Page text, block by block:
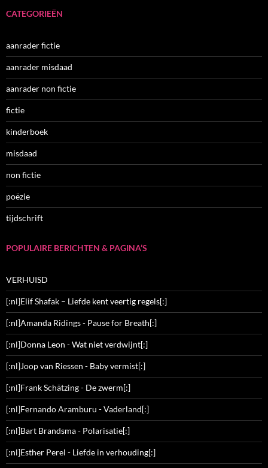
CATEGORIEËN
aanrader fictie
aanrader misdaad
aanrader non fictie
fictie
kinderboek
misdaad
non fictie
poëzie
tijdschrift
POPULAIRE BERICHTEN & PAGINA’S
VERHUISD
[:nl]Elif Shafak – Liefde kent veertig regels[:]
[:nl]Amanda Ridings - Pause for Breath[:]
[:nl]Donna Leon - Wat niet verdwijnt[:]
[:nl]Joop van Riessen - Baby vermist[:]
[:nl]Frank Schätzing - De zwerm[:]
[:nl]Fernando Aramburu - Vaderland[:]
[:nl]Bart Brandsma - Polarisatie[:]
[:nl]Esther Perel - Liefde in verhouding[:]